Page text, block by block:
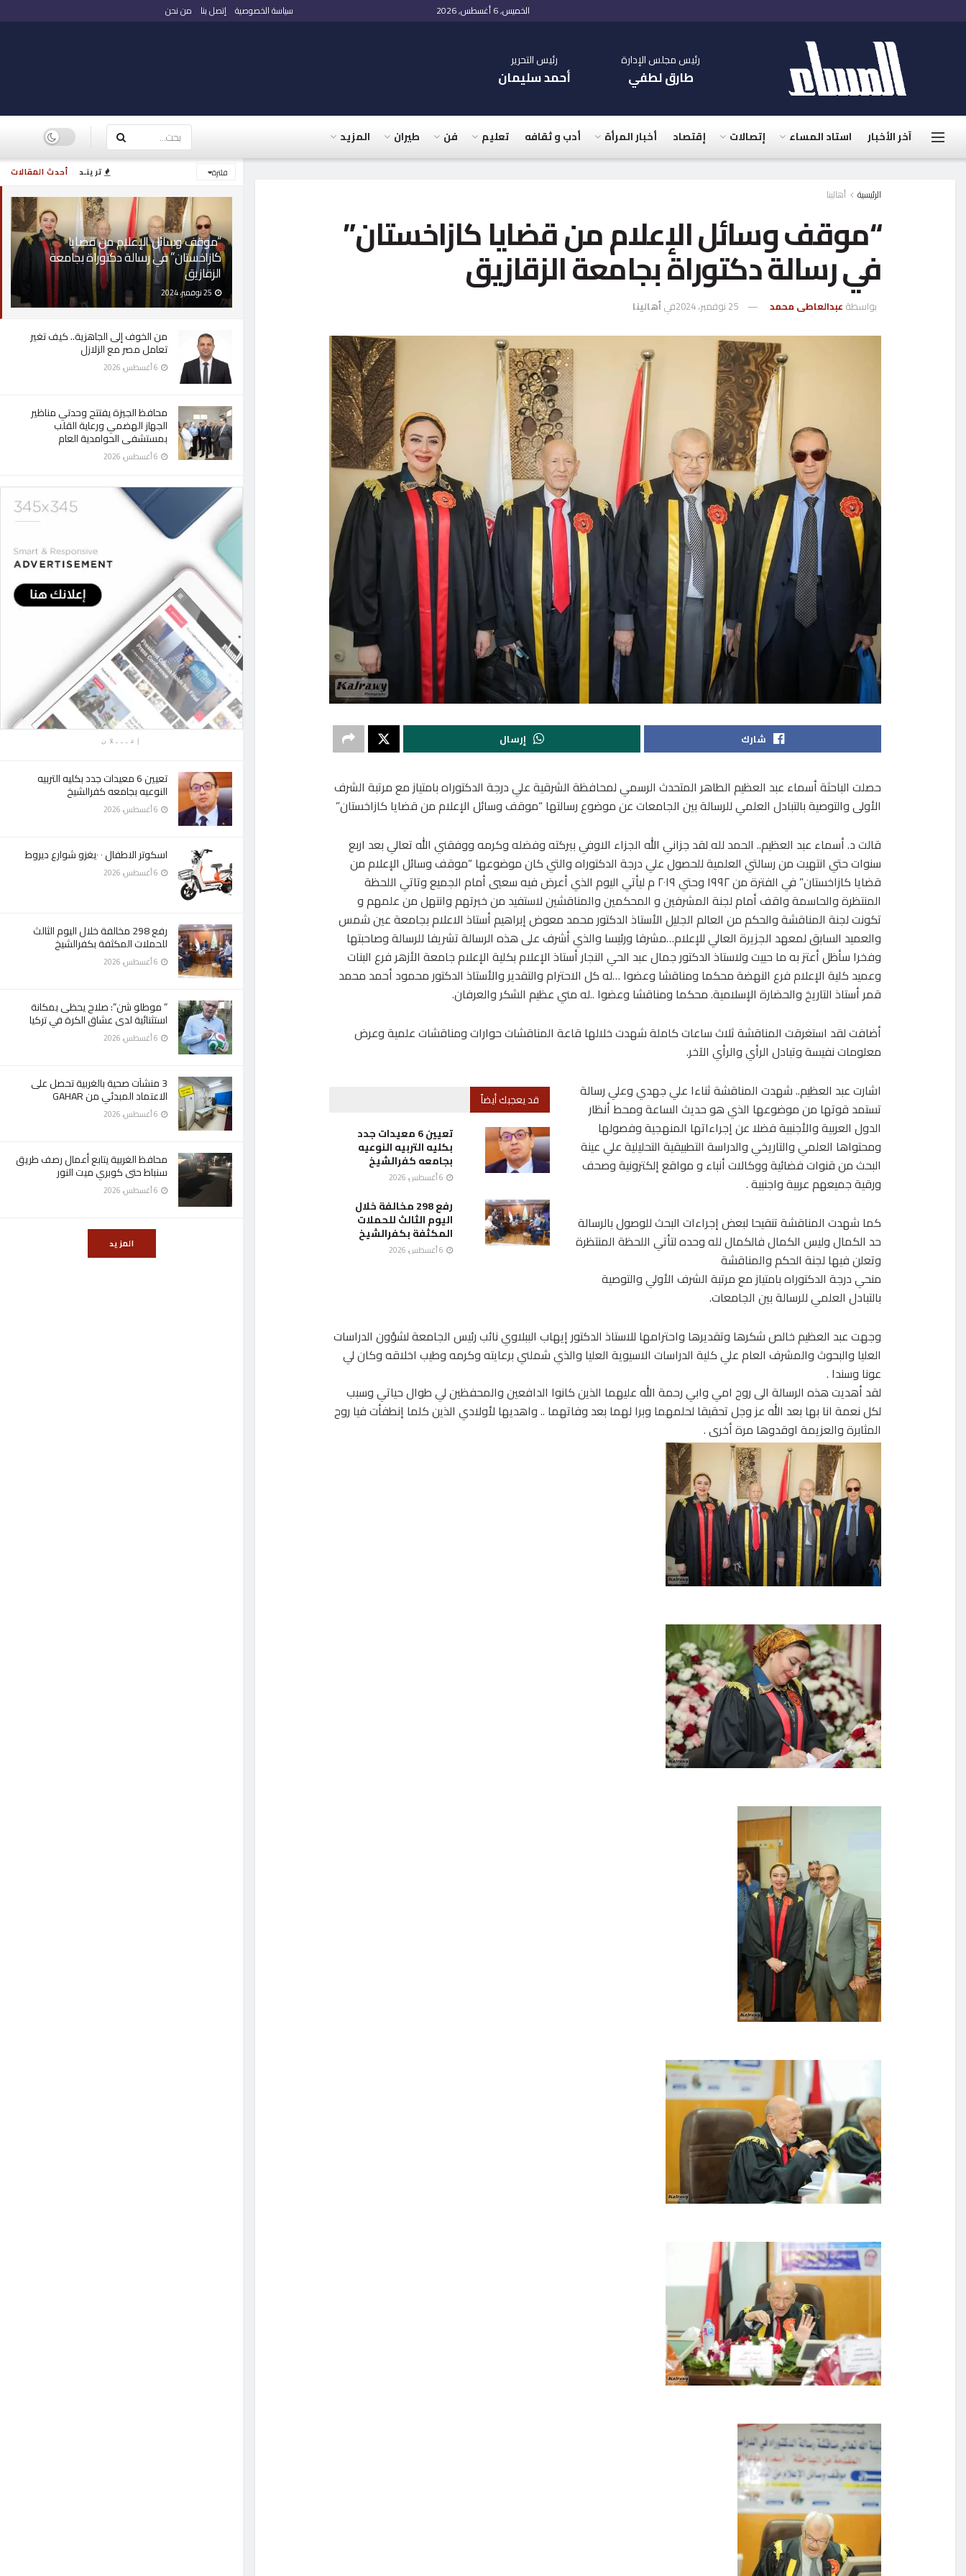
أحدث المقالات ترينـد فلترة
“موقف وسائل الإعلام من قضايا
كازاخستان” في رسالة دكتوراة بجامعة
الزقازيق
من الخوف إلى الجاهزية.. كيف تغير
تعامل مصر مع الزلازل
محافظ الجيزة يفتتح وحدتي مناظير
الجهاز الهضمي ورعاية القلب
بمستشفى الحوامدية العام
إعـــلان
تعيين 6 معيدات جدد بكليه التربيه
النوعيه بجامعه كفرالشيخ
اسكوتر الاطفال ٠ ٠يغزو شوارع ديروط
رفع 298 مخالفة خلال اليوم الثالث
للحملات المكثفة بكفرالشيخ
” موطلو شن”: صلاح يحظى بمكانة
استثنائية لدى عشاق الكرة في تركيا
3 منشآت صحية بالغربية تحصل على
الاعتماد المبدئي من GAHAR
محافظ الغربية يتابع أعمال رصف طريق
سنباط حتى كوبري ميت النور
المزيد
الخميس, 6 أغسطس, 2026 سياسة الخصوصية إتصل بنا من نحن
رئيس مجلس الإدارة
طارق لطفي
رئيس التحرير
أحمد سليمان
آخر الأخبار استاد المساء إتصالات إقتصاد أخبار المرأة أدب و ثقافه تعليم فن طيران المزيد
الرئيسية أهالينا
“موقف وسائل الإعلام من قضايا كازاخستان”
في رسالة دكتوراة بجامعة الزقازيق
بواسطة عبدالعاطى محمد 25 نوفمبر، 2024 فيأهالينا
شارك إرسال
حصلت الباحثة أسماء عبد العظيم الطاهر المتحدث الرسمي لمحافظة الشرقية علي درجة الدكتوراه بامتياز مع مرتبة الشرف
الأولى والتوصية بالتبادل العلمي للرسالة بين الجامعات عن موضوع رسالتها “موقف وسائل الإعلام من قضايا كازاخستان”
قالت د. أسماء عبد العظيم.. الحمد لله لقد جزاني الله الجزاء الاوفي ببركته وفضله وكرمه ووفقني الله تعالي بعد اربع
سنوات حتي انتهيت من رسالتي العلمية للحصول علي درجة الدكتوراه والتي كان موضوعها “موقف وسائل الإعلام من
قضايا كازاخستان” في الفترة من ١٩٩٢ وحتي ٢٠١٩ م ليأتي اليوم الذي أعرض فيه سعيي أمام الجميع وتاتي اللحظة
المنتظرة والحاسمة واقف أمام لجنة المشرفين و المحكمين والمناقشين لاستفيد من خبرتهم وانتهل من علمهم و
تكونت لجنة المناقشة والحكم من العالم الجليل الأستاذ الدكتور محمد معوض إبراهيم أستاذ الاعلام بجامعة عين شمس
والعميد السابق لمعهد الجزيرة العالي للإعلام…مشرفا ورئيسا والذي أشرف على هذه الرسالة تشريفا للرسالة وصاحبتها
وفخرا سأظل أعتز به ما حييت ولاستاذ الدكتور جمال عبد الحي النجار أستاذ الإعلام بكلية الإعلام جامعة الأزهر فرع البنات
وعميد كلية الإعلام فرع النهضة محكما ومناقشا وعضوا …له كل الاحترام والتقدير والأستاذ الدكتور محمود أحمد محمد
قمر أستاذ التاريخ والحضارة الإسلامية. محكما ومناقشا وعضوا ..له مني عظيم الشكر والعرفان.
أضافت لقد استغرقت المناقشة ثلاث ساعات كاملة شهدت خلالها قاعة المناقشات حوارات ومناقشات علمية وعرض
معلومات نفيسة وتبادل الرأي والرأي الآخر.
قد يعجبك أيضاً
تعيين 6 معيدات جدد
بكليه التربيه النوعيه
بجامعه كفرالشيخ
رفع 298 مخالفة خلال
اليوم الثالث للحملات
المكثفة بكفرالشيخ
اشارت عبد العظيم.. شهدت المناقشة ثناءا علي جهدي وعلي رسالة
تستمد قوتها من موضوعها الذي هو حديث الساعة ومحط أنظار
الدول العربية والأجنبية فضلا عن إجراءاتها المنهجية وفصولها
ومحتواها العلمي والتاريخي والدراسة التطبيقية التحليلية علي عينة
البحث من قنوات فضائية ووكالات أنباء و مواقع إلكترونية وصحف
ورقية جميعهم عربية واجنبية .
كما شهدت المناقشة تنقيحا لبعض إجراءات البحث للوصول بالرسالة
حد الكمال وليس الكمال فالكمال لله وحده لتأتي اللحظة المنتظرة
وتعلن فيها لجنة الحكم والمناقشة
منحي درجة الدكتوراه بامتياز مع مرتبة الشرف الأولي والتوصية
بالتبادل العلمي للرسالة بين الجامعات.
وجهت عبد العظيم خالص شكرها وتقديرها واحترامها للاستاذ الدكتور إيهاب الببلاوي نائب رئيس الجامعة لشؤون الدراسات
العليا والبحوث والمشرف العام علي كلية الدراسات الاسيوية العليا والذي شملني برعايته وكرمه وطيب اخلاقه وكان لي
عونا وسندا .
لقد أهديت هذه الرسالة الى روح امي وابي رحمة الله عليهما الذين كانوا الدافعين والمحفظين لي طوال حياتي وسبب
لكل نعمة انا بها بعد الله عز وجل تحقيقا لحلمهما وبرا لهما بعد وفاتهما .. واهديها لأولادي الذين كلما إنطفأت فيا روح
المثابرة والعزيمة اوقدوها مرة أخرى .